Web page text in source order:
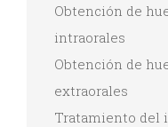
Obtención de
intraorales
Obtención de
extraorales
Tratamiento del